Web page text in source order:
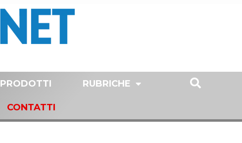
PRODOTTI RUBRICHE
CONTATTI